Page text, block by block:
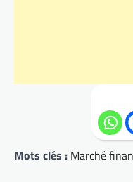
Mots clés : Marché